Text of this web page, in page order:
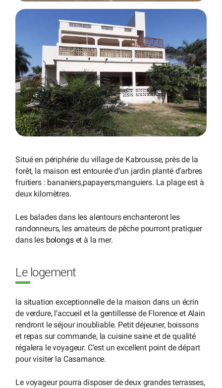
Situé en périphérie du village de Kabrousse, près de la
forêt, la maison est entourée d’un jardin planté d’arbres
fruitiers : bananiers,papayers,manguiers. La plage est à
deux kilomètres.
Les balades dans les alentours enchanteront les
randonneurs, les amateurs de pêche pourront pratiquer
dans les bolongset à la mer.
Le logement
la situation exceptionnelle de la maison dans un écrin
de verdure, l’accueil et la gentillesse de Florence et Alain
rendront le séjour inoubliable. Petit déjeuner, boissons
et repas sur commande, la cuisine saine et de qualité
régalera le voyageur. C’est un excellent point de départ
pour visiter la Casamance.
Le voyageur pourra disposer de deux grandes terrasses,